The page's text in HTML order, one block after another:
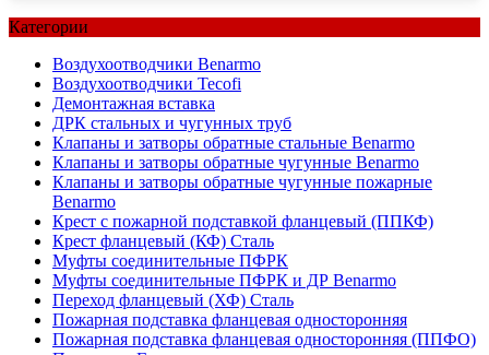
Категории
Воздухоотводчики Benarmo
Воздухоотводчики Tecofi
Демонтажная вставка
ДРК стальных и чугунных труб
Клапаны и затворы обратные стальные Benarmo
Клапаны и затворы обратные чугунные Benarmo
Клапаны и затворы обратные чугунные пожарные
Benarmo
Крест с пожарной подставкой фланцевый (ППКФ)
Крест фланцевый (КФ) Сталь
Муфты соединительные ПФРК
Муфты соединительные ПФРК и ДР Benarmo
Переход фланцевый (ХФ) Сталь
Пожарная подставка фланцевая односторонняя
Пожарная подставка фланцевая односторонняя (ППФО)